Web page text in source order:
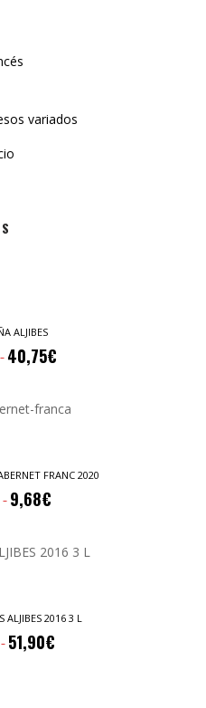
variados
ALJIBES
40,75€
FRANC 2020
9,68€
ALJIBES 2016 3 L
51,90€